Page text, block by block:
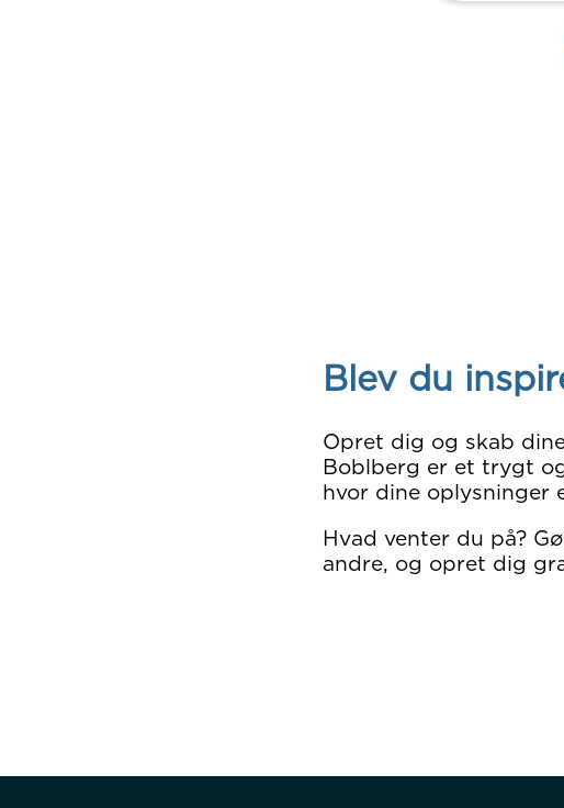
Blev du
Opret dig og skab
Boblberg er et trygt
hvor dine oplysninger
Hvad venter du på?
andre, og opret dig